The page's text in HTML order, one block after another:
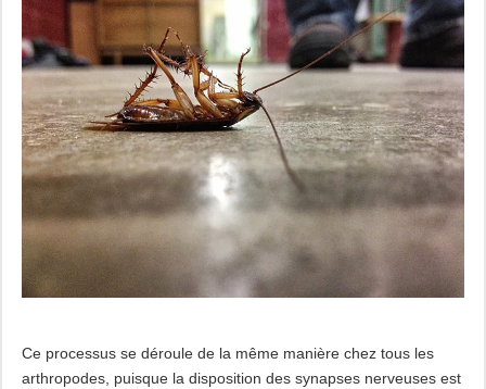
Ce processus se déroule de la même manière chez tous les
arthropodes, puisque la disposition des synapses nerveuses est